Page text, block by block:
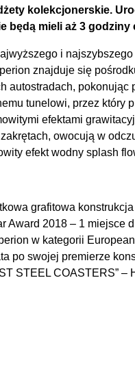
kolekcjonerskie.
będą mieli aż 3
i
znajduje się
autostradach,
tunelowi, przez
efektami
owocują w
efekt wodny splash
grafitowa
Award 2018 – 1 miejsce
w kategorii
po swojej premierze
STEEL COASTERS”